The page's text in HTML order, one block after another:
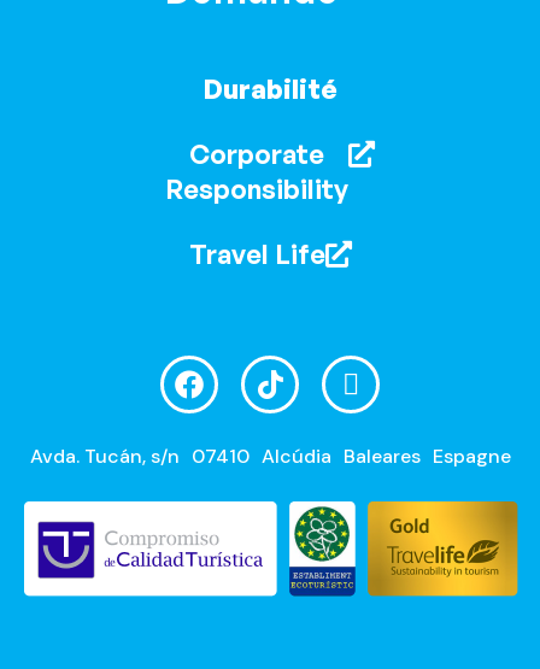
Durabilité
Corporate
Responsibility
Travel Life
Avda. Tucán, s/n 07410 Alcúdia Baleares Espagne